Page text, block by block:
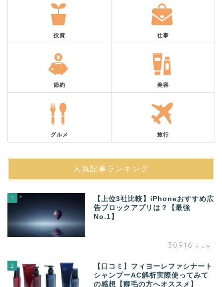
投資 仕事
節約 美容
グルメ 旅行
人気記事ランキング
1
【上位3社比較】iPhoneおすすめ広
告ブロックアプリは？【最強
No.1】
30916 view
2
【口コミ】フィヨーレファシナート
シャンプーAC解析実際使ってみて
の感想【癖毛の方へオススメ】